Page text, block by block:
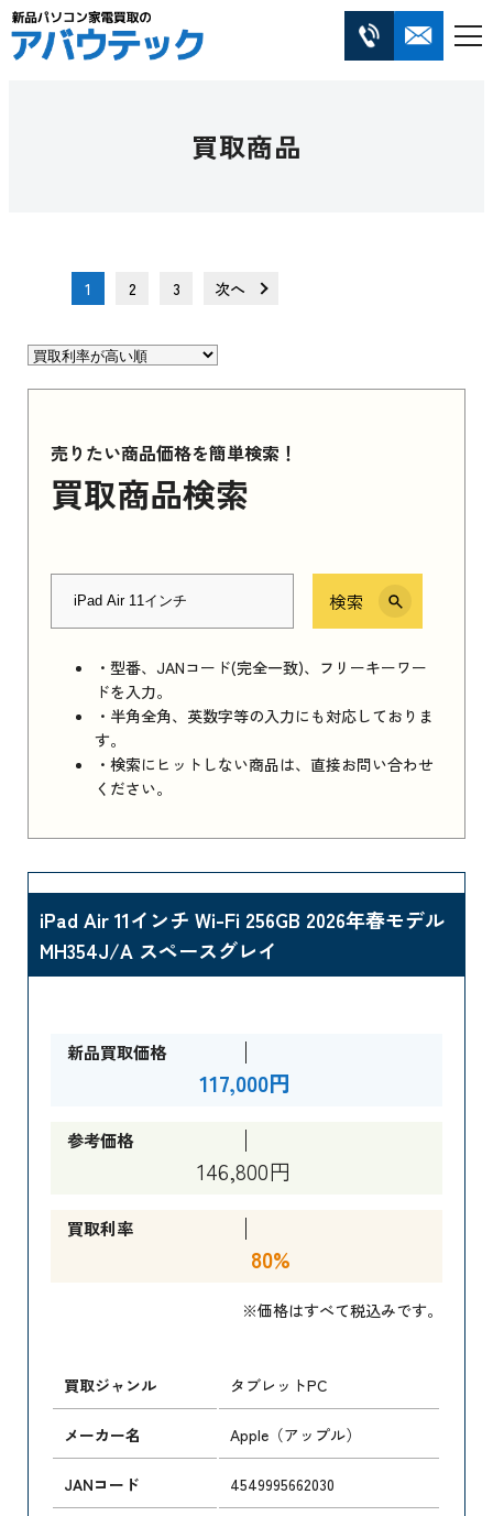
買取商品
1 2 3 次へ
売りたい商品価格を簡単検索！
買取商品検索
検索
・型番、JANコード(完全一致)、フリーキーワー
ドを入力。
・半角全角、英数字等の入力にも対応しておりま
す。
・検索にヒットしない商品は、直接お問い合わせ
ください。
iPad Air 11インチ Wi-Fi 256GB 2026年春モデル
MH354J/A スペースグレイ
新品買取価格
117,000円
参考価格
146,800円
買取利率
80%
※価格はすべて税込みです。
買取ジャンル タブレットPC
メーカー名 Apple（アップル）
JANコード 4549995662030